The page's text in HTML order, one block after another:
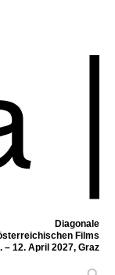
Diagonale
Films
– 12. April 2027, Graz